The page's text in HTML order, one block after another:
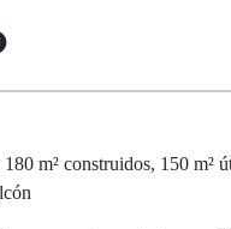
m² construidos, 150 m²